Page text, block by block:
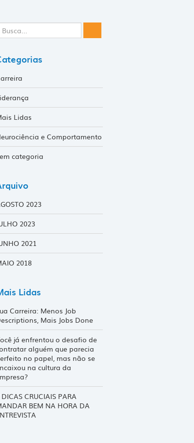
Lidas
e Comportamento
categoria
2023
2023
2021
2018
Lidas
Carreira: Menos Job
Mais Jobs Done
já enfrentou o desafio de
alguém que parecia
no papel, mas não se
na cultura da
DICAS CRUCIAIS PARA
BEM NA HORA DA